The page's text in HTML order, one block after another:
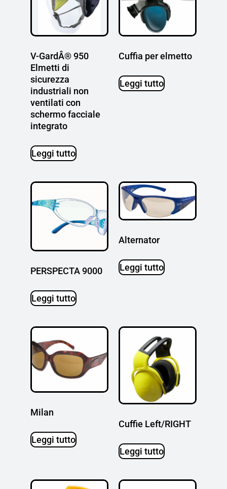
V-GardÂ® 950
Elmetti di
sicurezza
industriali non
ventilati con
schermo facciale
integrato
Leggi tutto
Cuffia per elmetto
Leggi tutto
PERSPECTA 9000
Leggi tutto
Alternator
Leggi tutto
Milan
Leggi tutto
Cuffie Left/RIGHT
Leggi tutto